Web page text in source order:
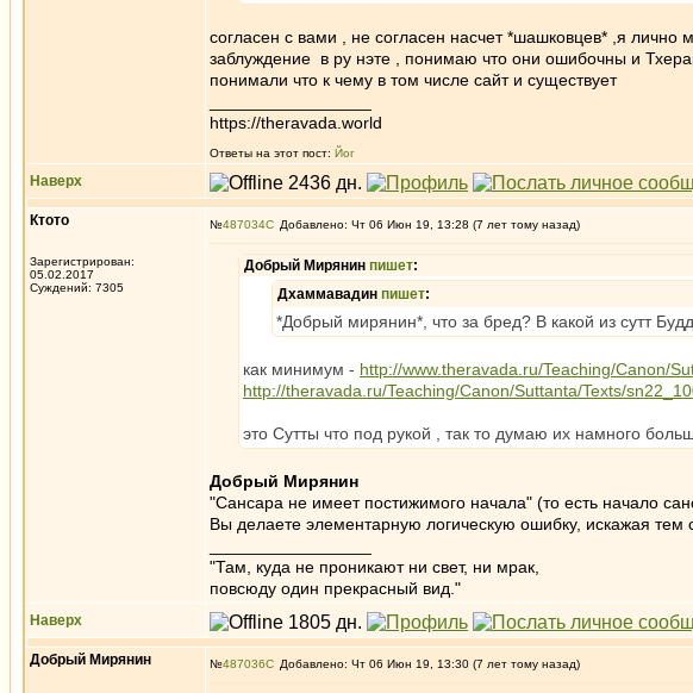
согласен с вами , не согласен насчет *шашковцев* ,я
заблуждение в ру нэте , понимаю что они ошибочны и
понимали что к чему в том числе сайт и существует
https://theravada.world
Ответы на этот пост: Йог
Наверх
Ктото
Зарегистрирован:
05.02.2017
Суждений: 7305
№487034 Добавлено: Чт 06 Июн 19, 13:28 (7 лет тому назад)
Добрый Мирянин пишет:
Дхаммавадин пишет:
*Добрый мирянин*, что за бред? В какой из сутт
как минимум - http://www.theravada.ru/Teaching/Canon/
http://theravada.ru/Teaching/Canon/Suttanta/Texts/
это Сутты что под рукой , так то думаю их намного
Добрый Мирянин
"Сансара не имеет постижимого начала" (то есть начало
Вы делаете элементарную логическую ошибку, искажая тем
"Там, куда не проникают ни свет, ни мрак,
повсюду один прекрасный вид."
Наверх
Добрый Мирянин №487036 Добавлено: Чт 06 Июн 19, 13:30 (7 лет тому назад)